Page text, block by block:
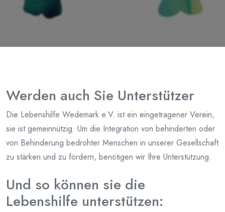
Werden auch Sie Unterstützer
Die Lebenshilfe Wedemark e.V. ist ein eingetragener Verein,
sie ist gemeinnützig. Um die Integration von behinderten oder
von Behinderung bedrohter Menschen in unserer Gesellschaft
zu stärken und zu fördern, benötigen wir Ihre Unterstützung.
Und so können sie die
Lebenshilfe unterstützen: